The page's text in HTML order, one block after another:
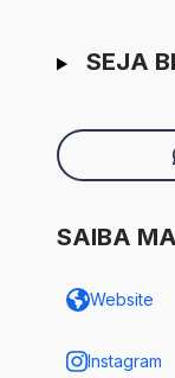
SEJA
SAIBA
Website
Instagram